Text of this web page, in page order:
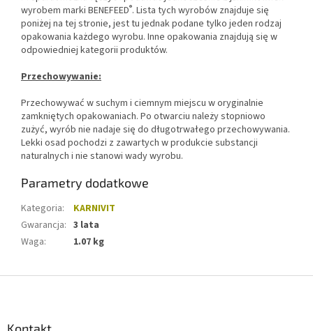
wyrobem marki BENEFEED®. Lista tych wyrobów znajduje się
poniżej na tej stronie, jest tu jednak podane tylko jeden rodzaj
opakowania każdego wyrobu. Inne opakowania znajdują się w
odpowiedniej kategorii produktów.
Przechowywanie:
Przechowywać w suchym i ciemnym miejscu w oryginalnie
zamkniętych opakowaniach. Po otwarciu należy stopniowo
zużyć, wyrób nie nadaje się do długotrwałego przechowywania.
Lekki osad pochodzi z zawartych w produkcie substancji
naturalnych i nie stanowi wady wyrobu.
Parametry dodatkowe
Kategoria:
KARNIVIT
Gwarancja: 3 lata
Waga: 1.07 kg